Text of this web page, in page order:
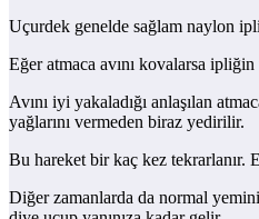
Uçurdek genelde sağlam naylon
Eğer atmaca avını kovalarsa
Avını iyi yakaladığı anlaşılan
yağlarını vermeden biraz yedirilir.
Bu hareket bir kaç kez tekrarlanır.
Diğer zamanlarda da normal yemini